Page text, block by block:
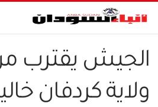
الجيش يقترب
ولاية كردفان